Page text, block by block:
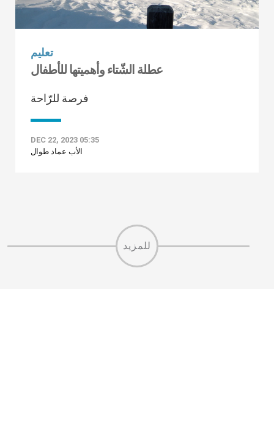
تعليم
عطلة الشّتاء وأهميتها للأطفال
فرصة للرّاحة
DEC 22, 2023 05:35
الأب عماد طوال
للمزيد